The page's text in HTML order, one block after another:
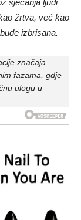
sjećanja ljudi
žrtva, već kao
izbrisana.
značaja
fazama, gdje
ulogu u